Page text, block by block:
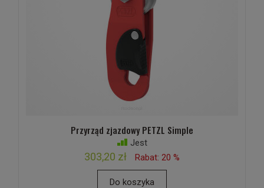
Przyrząd zjazdowy PETZL Simple
Jest
303,20 zł Rabat: 20 %
Do koszyka